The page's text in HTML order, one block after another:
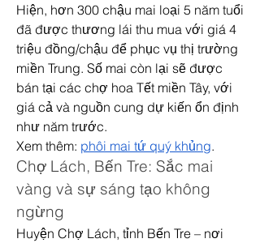
Hiện, hơn 300 chậu mai loại 5 năm tuổi
đã được thương lái thu mua với giá 4
triệu đồng/chậu để phục vụ thị trường
miền Trung. Số mai còn lại sẽ được
bán tại các chợ hoa Tết miền Tây, với
giá cả và nguồn cung dự kiến ổn định
như năm trước.
Xem thêm: phôi mai tứ quý khủng.
Chợ Lách, Bến Tre: Sắc mai
vàng và sự sáng tạo không
ngừng
Huyện Chợ Lách, tỉnh Bến Tre – nơi